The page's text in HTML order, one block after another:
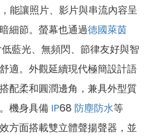
能讓照片、影片與串流內容呈
細節。螢幕也通過德國萊茵
藍光、無頻閃、節律友好與智
適。外觀延續現代極簡設計語
配柔和圓潤邊角，兼具外型質
機身具備 IP68 防塵防水等
方面搭載雙立體聲揚聲器，並